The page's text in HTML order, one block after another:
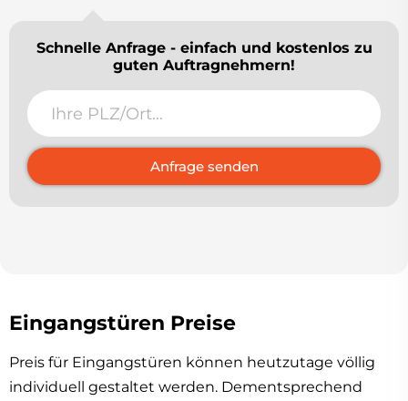
Schnelle Anfrage - einfach und kostenlos zu
guten Auftragnehmern!
Anfrage senden
Eingangstüren Preise
Preis für Eingangstüren können heutzutage völlig
individuell gestaltet werden. Dementsprechend